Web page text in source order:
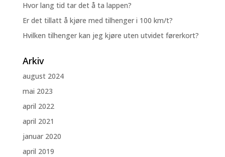
Hvor lang tid tar det å ta lappen?
Er det tillatt å kjøre med tilhenger i 100 km/t?
Hvilken tilhenger kan jeg kjøre uten utvidet førerkort?
Arkiv
august 2024
mai 2023
april 2022
april 2021
januar 2020
april 2019